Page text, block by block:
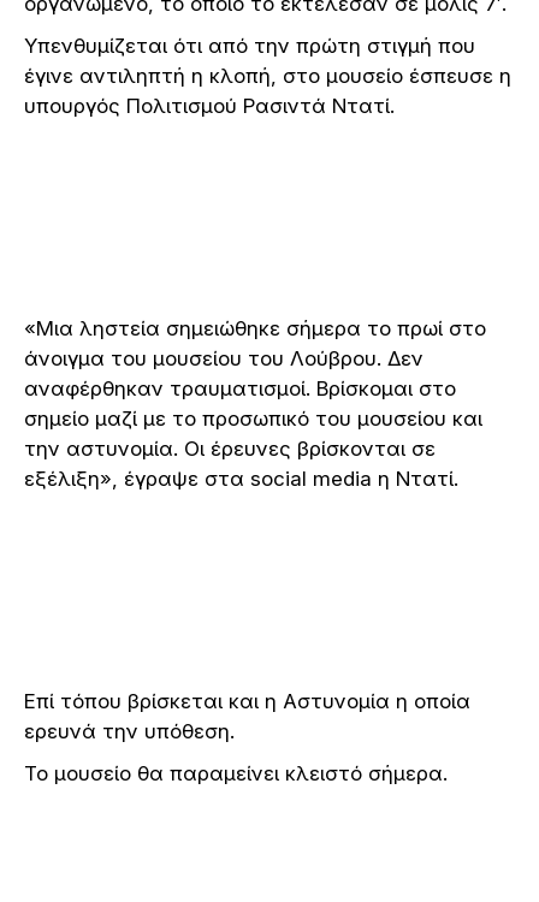
Υπενθυμίζεται ότι από την πρώτη στιγμή που
έγινε αντιληπτή η κλοπή, στο μουσείο έσπευσε η
υπουργός Πολιτισμού Ρασιντά Ντατί.
«Μια ληστεία σημειώθηκε σήμερα το πρωί στο
άνοιγμα του μουσείου του Λούβρου. Δεν
αναφέρθηκαν τραυματισμοί. Βρίσκομαι στο
σημείο μαζί με το προσωπικό του μουσείου και
την αστυνομία. Οι έρευνες βρίσκονται σε
εξέλιξη», έγραψε στα social media η Ντατί.
Επί τόπου βρίσκεται και η Αστυνομία η οποία
ερευνά την υπόθεση.
Το μουσείο θα παραμείνει κλειστό σήμερα.